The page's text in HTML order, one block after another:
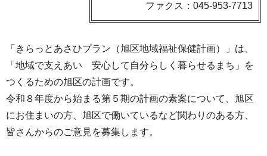
ファクス：045-953-7713
「きらっとあさひプラン（旭区地域福祉保健計画）」は、
「地域で支えあい 安心して自分らしく暮らせるまち」を
つくるための旭区の計画です。
令和８年度から始まる第５期の計画の素案について、旭区
にお住まいの方、旭区で働いているなど関わりのある方、
皆さんからのご意見を募集します。